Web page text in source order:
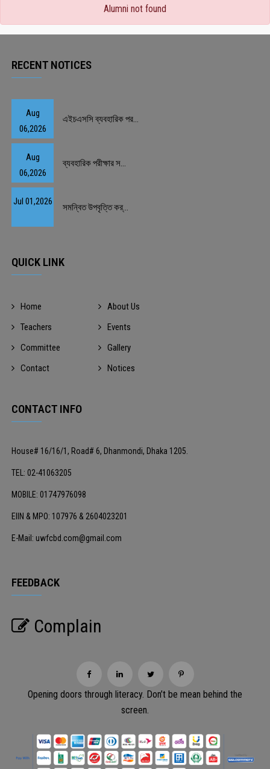
Alumni not found
RECENT NOTICES
Aug
06,2026
এইচএসসি ব্যবহারিক পর...
Aug
06,2026
ব্যবহারিক পরীক্ষার স...
Jul 01,2026
সমন্বিত উপবৃত্তি কর্...
QUICK LINK
Home
About Us
Teachers
Events
Committee
Gallery
Contact
Notices
CONTACT INFO
House# 16/16/1, Road# 6, Dhanmondi, Dhaka 1205.
TEL: 02-41063205
MOBILE: 01747976098
EIIN & MPO: 107976 & 2604023201
E-Mail: uwfcbd.com@gmail.com
FEEDBACK
Complain
Opening doors through literacy. Don’t be mean behind the
screen.